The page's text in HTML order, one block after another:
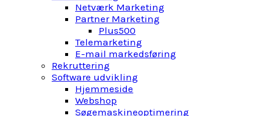
Netværk Marketing
Partner Marketing
Plus500
Telemarketing
E-mail markedsføring
Rekruttering
Software udvikling
Hjemmeside
Webshop
Søgemaskineoptimering